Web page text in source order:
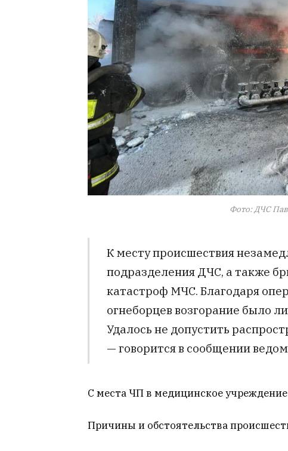
Фото: ДЧС
К месту происшествия
подразделения ДЧС, а также
катастроф МЧС. Благодаря
огнеборцев возгорание было
Удалось не допустить
— говорится в сообщении
С места ЧП в медицинское
Причины и обстоятельства